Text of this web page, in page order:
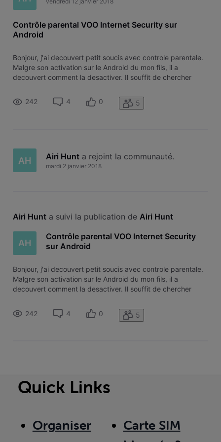
Contrôle parental VOO Internet Security sur
Android
Bonjour, j'ai decouvert petit soucis avec controle parentale.
Malgre son activation sur le Android du mon fils, il a
decouvert comment la desactiver. Il souffit de chercher
Security et en desactivant hopp! il peut l utiliser plus que
temp reg
242 4 0 5
AH Airi Hunt a rejoint la communauté.
mardi 2 janvier 2018
Airi Hunt a suivi la publication de Airi Hunt
AH
Contrôle parental VOO Internet Security
sur Android
Bonjour, j'ai decouvert petit soucis avec controle parentale.
Malgre son activation sur le Android du mon fils, il a
decouvert comment la desactiver. Il souffit de chercher
Security et en desactivant hopp! il peut l utiliser plus que
temp reg
242 4 0 5
Quick Links
Organiser
Carte SIM